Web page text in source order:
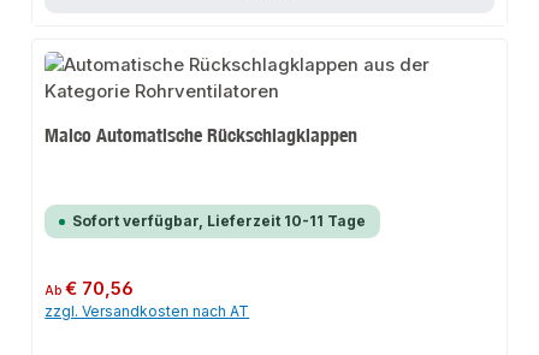
Maico Automatische Rückschlagklappen
Sofort verfügbar, Lieferzeit 10-11 Tage
Regulärer Preis:
Ab€ 70,56
zzgl. Versandkosten nach AT